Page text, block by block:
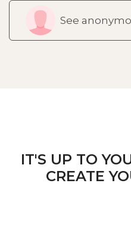
See
IT'S UP TO
CREATE